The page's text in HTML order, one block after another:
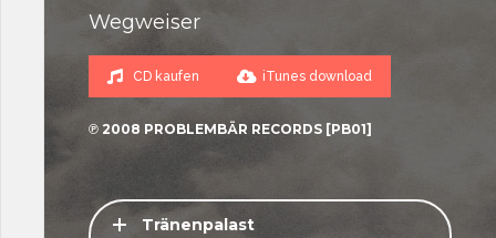
Wegweiser
CD kaufen iTunes download
℗ 2008 PROBLEMBÄR RECORDS [PB01]
Tränenpalast